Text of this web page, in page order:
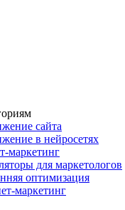
сайта
в нейросетях
маркетинг
для маркетологов
оптимизация
маркетинг